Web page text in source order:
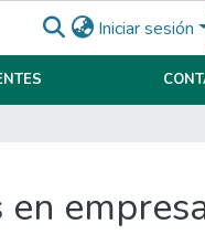
Iniciar sesión